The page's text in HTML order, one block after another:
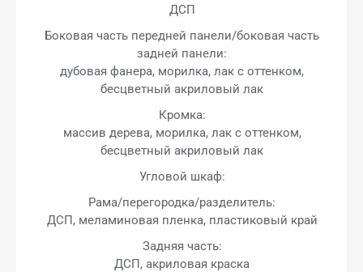
ДСП
Боковая часть передней панели/боковая часть
задней панели:
дубовая фанера, морилка, лак с оттенком,
бесцветный акриловый лак
Кромка:
массив дерева, морилка, лак с оттенком,
бесцветный акриловый лак
Угловой шкаф:
Рама/перегородка/разделитель:
ДСП, меламиновая пленка, пластиковый край
Задняя часть:
ДСП, акриловая краска